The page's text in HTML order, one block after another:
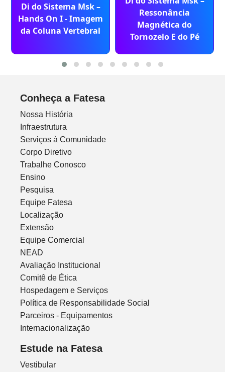
Di do Sistema Msk –
Hands On I - Imagem
da Coluna Vertebral
Ressonância
Magnética do
Tornozelo E do Pé
Conheça a Fatesa
Nossa História
Infraestrutura
Serviços à Comunidade
Corpo Diretivo
Trabalhe Conosco
Ensino
Pesquisa
Equipe Fatesa
Localização
Extensão
Equipe Comercial
NEAD
Avaliação Institucional
Comitê de Ética
Hospedagem e Serviços
Política de Responsabilidade Social
Parceiros - Equipamentos
Internacionalização
Estude na Fatesa
Vestibular